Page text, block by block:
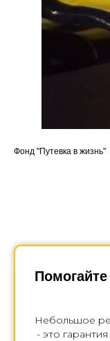
Фонд "Путевка в жизнь"
Небольшое
- это